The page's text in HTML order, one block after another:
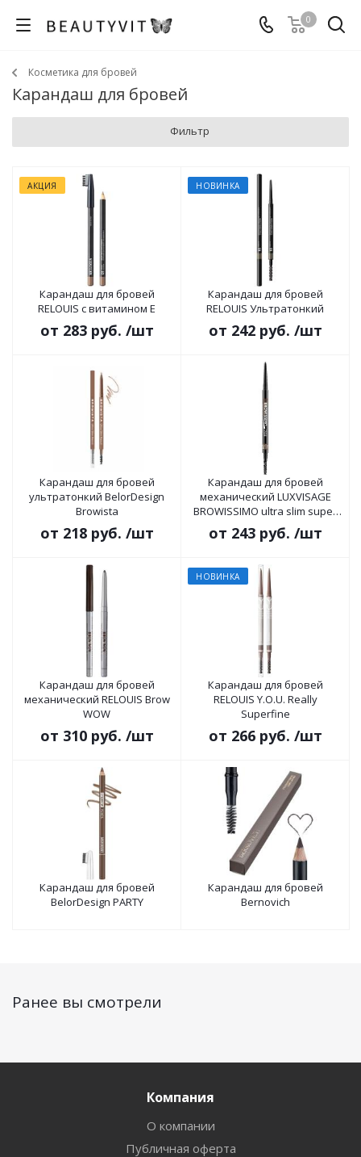
0
Косметика для бровей
Карандаш для бровей
Фильтр
АКЦИЯ
Карандаш для бровей
RELOUIS с витамином Е
от 283 руб. /шт
НОВИНКА
Карандаш для бровей
RELOUIS Ультратонкий
от 242 руб. /шт
Карандаш для бровей
ультратонкий BelorDesign
Browista
от 218 руб. /шт
Карандаш для бровей
механический LUXVISAGE
BROWISSIMO ultra slim super
stay 24H
от 243 руб. /шт
Карандаш для бровей
механический RELOUIS Brow
WOW
от 310 руб. /шт
НОВИНКА
Карандаш для бровей
RELOUIS Y.O.U. Really
Superfine
от 266 руб. /шт
Карандаш для бровей
BelorDesign PARTY
Карандаш для бровей
Bernovich
Ранее вы смотрели
Компания
О компании
Публичная оферта